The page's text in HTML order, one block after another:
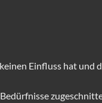
Einfluss hat